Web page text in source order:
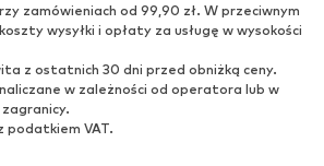
Na czasie
Kozaki
zamówieniach od 99,90 zł. W przeciwnym
wysyłki i opłaty za usługę w wysokości
z ostatnich 30 dni przed obniżką ceny.
w zależności od operatora lub w
podatkiem VAT.